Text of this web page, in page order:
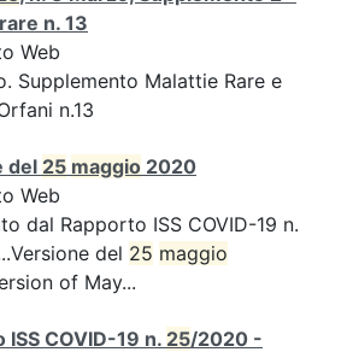
n. 13
Web
Supplemento Malattie Rare e
n.13
del 25 maggio 2020
Web
dal Rapporto ISS COVID-19 n.
del 25 maggio
of May...
ISS COVID-19 n. 25/2020 -